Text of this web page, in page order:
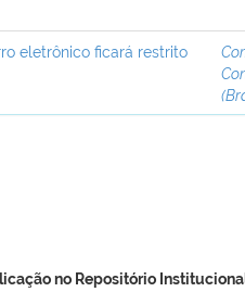
eletrônico ficará restrito
no Repositório